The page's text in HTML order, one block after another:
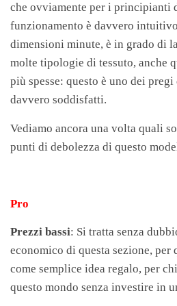
che ovviamente per i principianti
funzionamento è davvero
dimensioni minute, è in grado di
molte tipologie di tessuto, anche
più spesse: questo è uno dei
davvero soddisfatti.
Vediamo ancora una volta quali
punti di debolezza di questo
Pro
Prezzi bassi: Si tratta senza
economico di questa sezione, per
come semplice idea regalo, per
questo mondo senza investire in